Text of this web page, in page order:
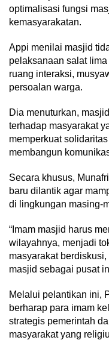
optimalisasi fungsi
kemasyarakatan.
Appi menilai masjid
pelaksanaan salat
ruang interaksi,
persoalan warga.
Dia menuturkan,
terhadap masyarakat
memperkuat
membangun
Secara khusus,
baru dilantik agar
di lingkungan masing-
“Imam masjid harus
wilayahnya, menjadi
masyarakat
masjid sebagai pusat
Melalui pelantikan ini,
berharap para imam
strategis pemerintah
masyarakat yang